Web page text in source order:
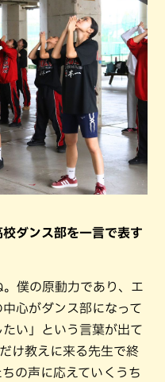
ダンス部を一言で表す
僕の原動力であり、エ
心がダンス部になって
い」という言葉が出て
け教えに来る先生で終
の声に応えていくうち